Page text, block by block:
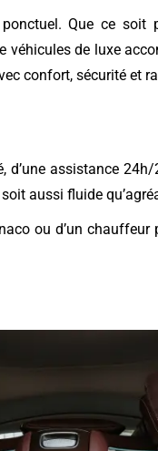
Que ce soit
véhicules de luxe
confort, sécurité et
assistance
aussi fluide
ou d’un chauffeur